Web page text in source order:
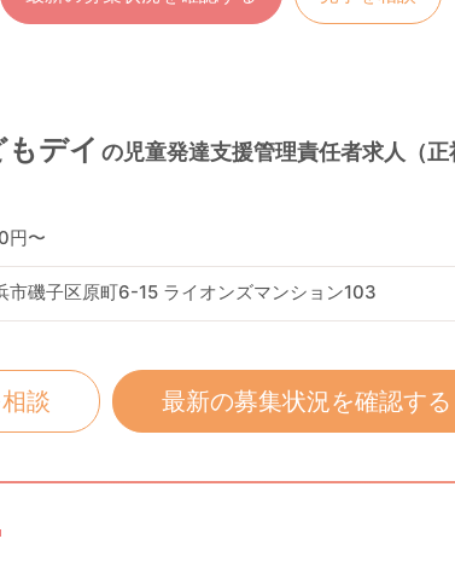
デイ の児童発達支援管理責任者求人（正
円〜
市磯子区原町6-15 ライオンズマンション103
談 最新の募集状況を確認する